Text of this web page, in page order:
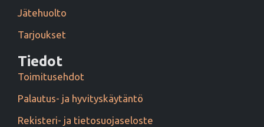
Jätehuolto
Tarjoukset
Tiedot
Toimitusehdot
Palautus- ja hyvityskäytäntö
Rekisteri- ja tietosuojaseloste